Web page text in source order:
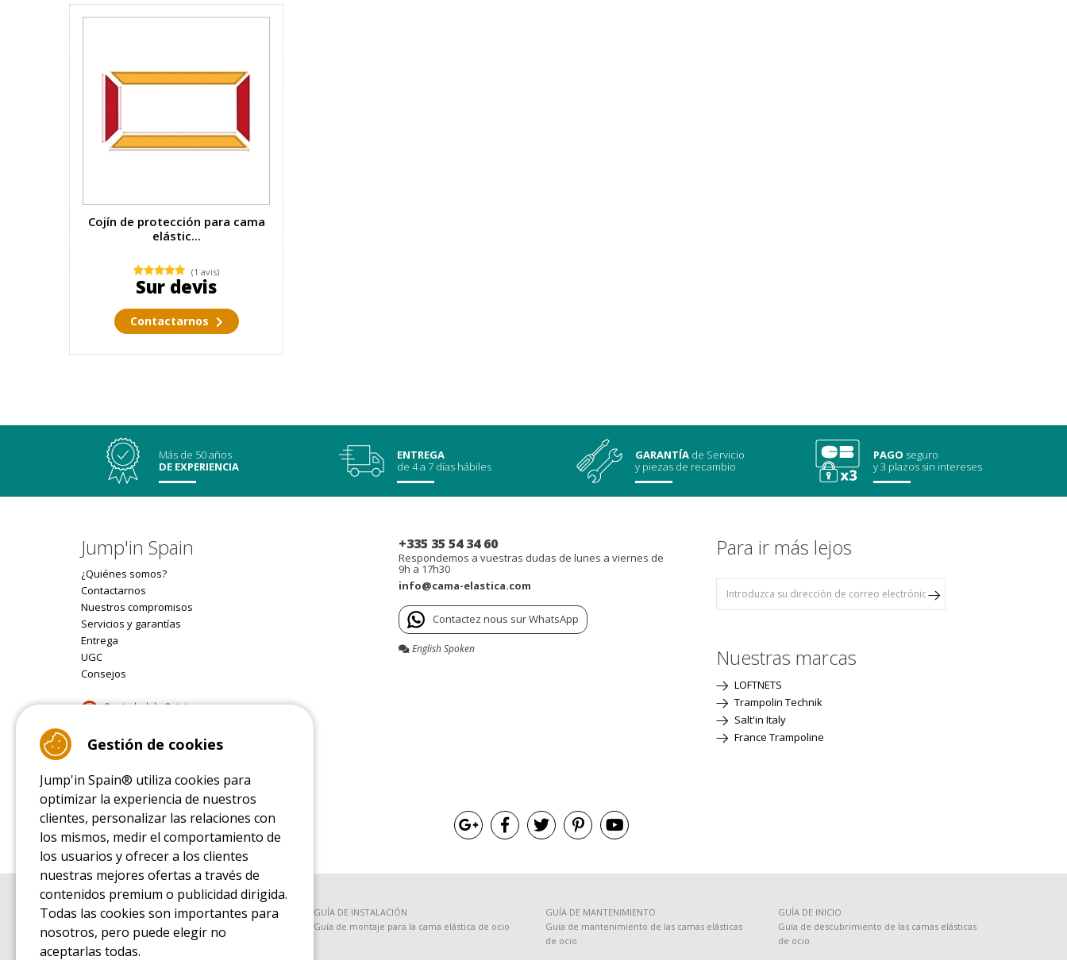
Cojín de protección para cama
elástic...
(1 avis)
Sur devis
Contactarnos
Más de 50 años
DE EXPERIENCIA
ENTREGA
de 4 a 7 días hábiles
GARANTÍA de Servicio
y piezas de recambio
PAGO seguro
y 3 plazos sin intereses
Jump'in Spain
¿Quiénes somos?
Contactarnos
Nuestros compromisos
Servicios y garantías
Entrega
UGC
Consejos
9.4/10 (22077 reviews)
Read customer reviews
+335 35 54 34 60
Respondemos a vuestras dudas de lunes a viernes de
9h a 17h30
info@cama-elastica.com
Contactez nous sur WhatsApp
English Spoken
Para ir más lejos
Nuestras marcas
LOFTNETS
Trampolin Technik
Salt'in Italy
France Trampoline
GUÍA DE COMPRA
Guía de compra para las camas elásticas de ocio
GUÍA DE INSTALACIÓN
Guía de montaje para la cama elástica de ocio
GUÍA DE MANTENIMIENTO
Guía de mantenimiento de las camas elásticas
de ocio
GUÍA DE INICIO
Guía de descubrimiento de las camas elásticas
de ocio
Gestión de cookies
Jump'in Spain® utiliza cookies para
optimizar la experiencia de nuestros
clientes, personalizar las relaciones con
los mismos, medir el comportamiento de
los usuarios y ofrecer a los clientes
nuestras mejores ofertas a través de
contenidos premium o publicidad dirigida.
Todas las cookies son importantes para
nosotros, pero puede elegir no
aceptarlas todas.